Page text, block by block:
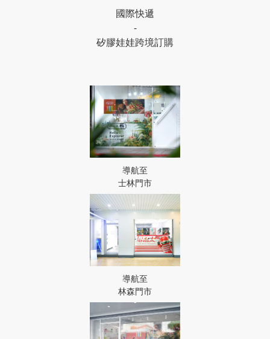
國際快遞
-
矽膠娃娃跨境訂購
導航至
士林門市
導航至
林森門市